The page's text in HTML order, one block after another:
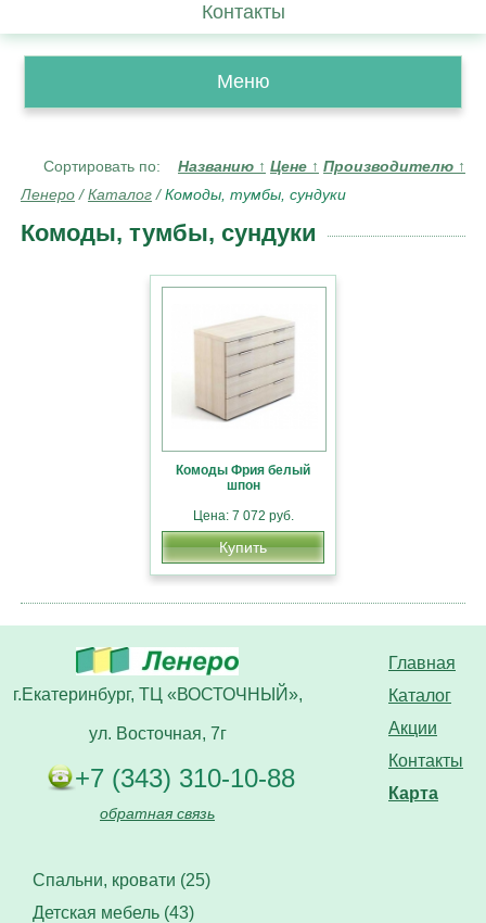
Контакты
Меню
Сортировать по: Названию ↑ Цене ↑ Производителю ↑
Ленеро /Каталог /Комоды, тумбы, сундуки
Комоды, тумбы, сундуки
Комоды Фрия белый
шпон
Цена: 7 072 руб.
Купить
Главная
Каталог
Акции
Контакты
Карта
г.Екатеринбург, ТЦ «ВОСТОЧНЫЙ»,
ул. Восточная, 7г
+7 (343) 310-10-88
обратная связь
Спальни, кровати (25)
Детская мебель (43)